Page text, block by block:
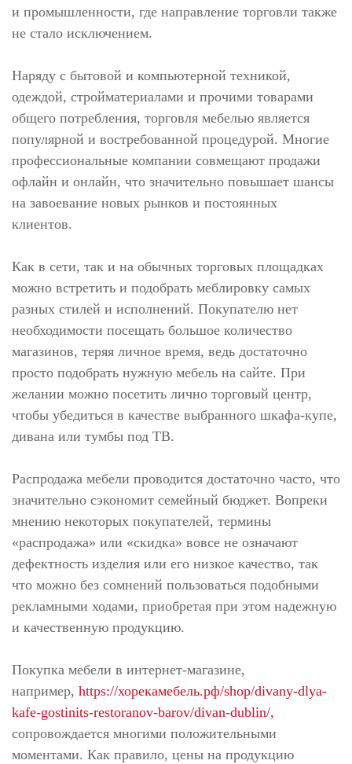
и промышленности, где направление торговли также
не стало исключением.
Наряду с бытовой и компьютерной техникой,
одеждой, стройматериалами и прочими товарами
общего потребления, торговля мебелью является
популярной и востребованной процедурой. Многие
профессиональные компании совмещают продажи
офлайн и онлайн, что значительно повышает шансы
на завоевание новых рынков и постоянных
клиентов.
Как в сети, так и на обычных торговых площадках
можно встретить и подобрать меблировку самых
разных стилей и исполнений. Покупателю нет
необходимости посещать большое количество
магазинов, теряя личное время, ведь достаточно
просто подобрать нужную мебель на сайте. При
желании можно посетить лично торговый центр,
чтобы убедиться в качестве выбранного шкафа-купе,
дивана или тумбы под ТВ.
Распродажа мебели проводится достаточно часто, что
значительно сэкономит семейный бюджет. Вопреки
мнению некоторых покупателей, термины
«распродажа» или «скидка» вовсе не означают
дефектность изделия или его низкое качество, так
что можно без сомнений пользоваться подобными
рекламными ходами, приобретая при этом надежную
и качественную продукцию.
Покупка мебели в интернет-магазине,
например, https://хорекамебель.рф/shop/divany-dlya-
kafe-gostinits-restoranov-barov/divan-dublin/,
сопровождается многими положительными
моментами. Как правило, цены на продукцию